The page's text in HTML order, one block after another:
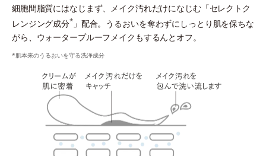
細胞間脂質にはなじまず、メイク汚れだけになじむ「セレクトク
レンジング成分*」配合。うるおいを奪わずにしっとり肌を保ちな
がら、ウォータープルーフメイクもするんとオフ。
*肌本来のうるおいを守る洗浄成分